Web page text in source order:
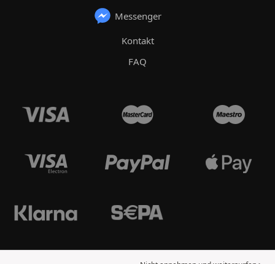
Messenger
Kontakt
FAQ